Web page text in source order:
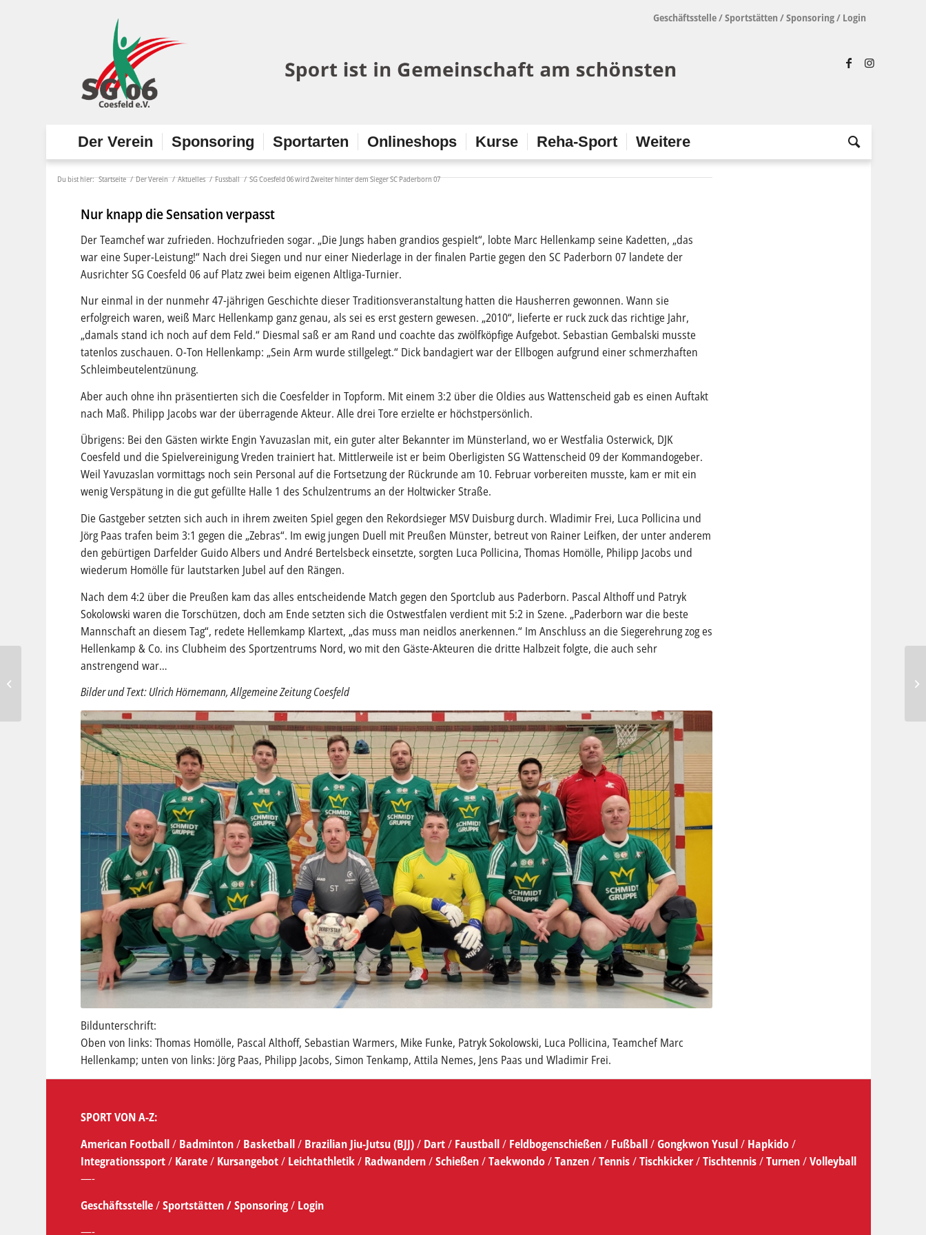
Geschäftsstelle/Sportstätten /Sponsoring/ Login
Der Verein Sponsoring Sportarten Onlineshops Kurse Reha-Sport Weitere
Du bist hier: Startseite / Der Verein / Aktuelles / Fussball / SG Coesfeld 06 wird Zweiter hinter dem Sieger SC Paderborn 07
Nur knapp die Sensation verpasst
Der Teamchef war zufrieden. Hochzufrieden sogar. „Die Jungs haben grandios gespielt“, lobte Marc Hellenkamp seine Kadetten, „das
war eine Super-Leistung!“ Nach drei Siegen und nur einer Niederlage in der finalen Partie gegen den SC Paderborn 07 landete der
Ausrichter SG Coesfeld 06 auf Platz zwei beim eigenen Altliga-Turnier.
Nur einmal in der nunmehr 47-jährigen Geschichte dieser Traditionsveranstaltung hatten die Hausherren gewonnen. Wann sie
erfolgreich waren, weiß Marc Hellenkamp ganz genau, als sei es erst gestern gewesen. „2010“, lieferte er ruck zuck das richtige Jahr,
„damals stand ich noch auf dem Feld.“ Diesmal saß er am Rand und coachte das zwölfköpfige Aufgebot. Sebastian Gembalski musste
tatenlos zuschauen. O-Ton Hellenkamp: „Sein Arm wurde stillgelegt.“ Dick bandagiert war der Ellbogen aufgrund einer schmerzhaften
Schleimbeutelentzünung.
Aber auch ohne ihn präsentierten sich die Coesfelder in Topform. Mit einem 3:2 über die Oldies aus Wattenscheid gab es einen Auftakt
nach Maß. Philipp Jacobs war der überragende Akteur. Alle drei Tore erzielte er höchstpersönlich.
Übrigens: Bei den Gästen wirkte Engin Yavuzaslan mit, ein guter alter Bekannter im Münsterland, wo er Westfalia Osterwick, DJK
Coesfeld und die Spielvereinigung Vreden trainiert hat. Mittlerweile ist er beim Oberligisten SG Wattenscheid 09 der Kommandogeber.
Weil Yavuzaslan vormittags noch sein Personal auf die Fortsetzung der Rückrunde am 10. Februar vorbereiten musste, kam er mit ein
wenig Verspätung in die gut gefüllte Halle 1 des Schulzentrums an der Holtwicker Straße.
Die Gastgeber setzten sich auch in ihrem zweiten Spiel gegen den Rekordsieger MSV Duisburg durch. Wladimir Frei, Luca Pollicina und
Jörg Paas trafen beim 3:1 gegen die „Zebras“. Im ewig jungen Duell mit Preußen Münster, betreut von Rainer Leifken, der unter anderem
den gebürtigen Darfelder Guido Albers und André Bertelsbeck einsetzte, sorgten Luca Pollicina, Thomas Homölle, Philipp Jacobs und
wiederum Homölle für lautstarken Jubel auf den Rängen.
Nach dem 4:2 über die Preußen kam das alles entscheidende Match gegen den Sportclub aus Paderborn. Pascal Althoff und Patryk
Sokolowski waren die Torschützen, doch am Ende setzten sich die Ostwestfalen verdient mit 5:2 in Szene. „Paderborn war die beste
Mannschaft an diesem Tag“, redete Hellemkamp Klartext, „das muss man neidlos anerkennen.“ Im Anschluss an die Siegerehrung zog es
Hellenkamp & Co. ins Clubheim des Sportzentrums Nord, wo mit den Gäste-Akteuren die dritte Halbzeit folgte, die auch sehr
anstrengend war…
Bilder und Text: Ulrich Hörnemann, Allgemeine Zeitung Coesfeld
Bildunterschrift:
Oben von links: Thomas Homölle, Pascal Althoff, Sebastian Warmers, Mike Funke, Patryk Sokolowski, Luca Pollicina, Teamchef Marc
Hellenkamp; unten von links: Jörg Paas, Philipp Jacobs, Simon Tenkamp, Attila Nemes, Jens Paas und Wladimir Frei.
SPORT VON A-Z:
American Football/ Badminton/ Basketball/ Brazilian Jiu-Jutsu (BJJ)/ Dart/ Faustball/ Feldbogenschießen/ Fußball/Gongkwon Yusul/ Hapkido/
Integrationssport/ Karate/ Kursangebot/ Leichtathletik/ Radwandern/Schießen/Taekwondo/Tanzen/Tennis/Tischkicker/Tischtennis/Turnen/Volleyball
—-
Geschäftsstelle/Sportstätten /Sponsoring/ Login
—-
Erster Spatenstich für den
SportGemeinschaft